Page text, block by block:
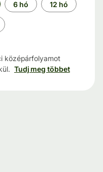
6 hó 12 hó
középárfolyamot
Tudj meg többet